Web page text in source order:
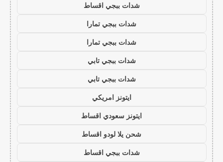
شدات ببجي اقساط
شدات ببجي تمارا
شدات ببجي تمارا
شدات ببجي تابي
شدات ببجي تابي
ايتونز امريكي
ايتونز سعودي اقساط
شحن يلا لودو اقساط
شدات ببجي اقساط